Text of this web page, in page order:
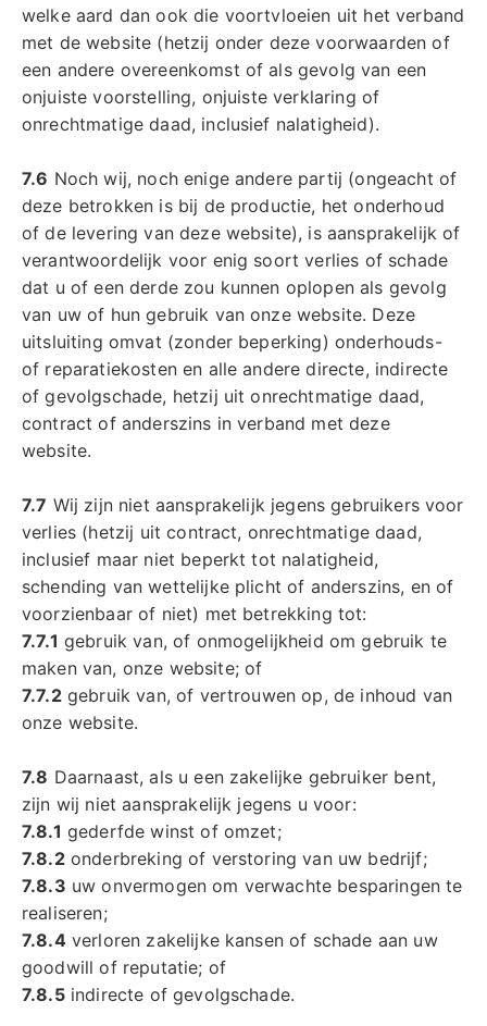
welke aard dan ook die voortvloeien uit het verband
met de website (hetzij onder deze voorwaarden of
een andere overeenkomst of als gevolg van een
onjuiste voorstelling, onjuiste verklaring of
onrechtmatige daad, inclusief nalatigheid).
7.6 Noch wij, noch enige andere partij (ongeacht of
deze betrokken is bij de productie, het onderhoud
of de levering van deze website), is aansprakelijk of
verantwoordelijk voor enig soort verlies of schade
dat u of een derde zou kunnen oplopen als gevolg
van uw of hun gebruik van onze website. Deze
uitsluiting omvat (zonder beperking) onderhouds-
of reparatiekosten en alle andere directe, indirecte
of gevolgschade, hetzij uit onrechtmatige daad,
contract of anderszins in verband met deze
website.
7.7 Wij zijn niet aansprakelijk jegens gebruikers voor
verlies (hetzij uit contract, onrechtmatige daad,
inclusief maar niet beperkt tot nalatigheid,
schending van wettelijke plicht of anderszins, en of
voorzienbaar of niet) met betrekking tot:
7.7.1 gebruik van, of onmogelijkheid om gebruik te
maken van, onze website; of
7.7.2gebruik van, of vertrouwen op, de inhoud van
onze website.
7.8 Daarnaast, als u een zakelijke gebruiker bent,
zijn wij niet aansprakelijk jegens u voor:
7.8.1 gederfde winst of omzet;
7.8.2onderbreking of verstoring van uw bedrijf;
7.8.3 uw onvermogen om verwachte besparingen te
realiseren;
7.8.4verloren zakelijke kansen of schade aan uw
goodwill of reputatie; of
7.8.5indirecte of gevolgschade.